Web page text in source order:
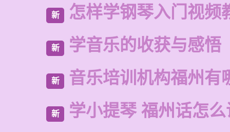
新 怎样学钢琴入门视频
新 学音乐的收获与感悟
新 音乐培训机构福州有
新 学小提琴 福州话怎